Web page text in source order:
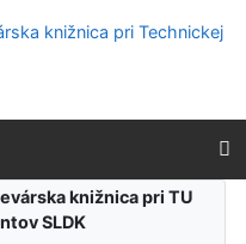
knižnica pri TU
SLDK